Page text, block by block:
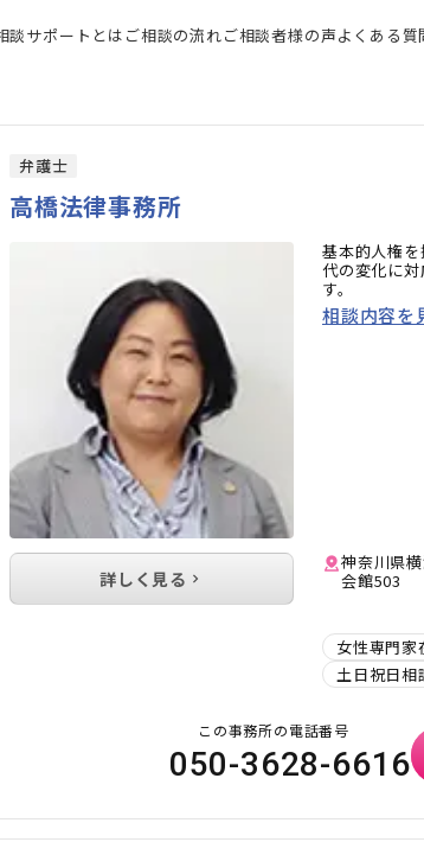
談サポートとは ご相談の流れご相談者様の声よくある質
の検索結果
弁護士
高橋法律事務所
基本的人権
代の変化に
す。
相談内容を
神奈川県
会館503
女性専門家
土日祝日相
詳しく見る
この事務所の電話番号
050-3628-6616